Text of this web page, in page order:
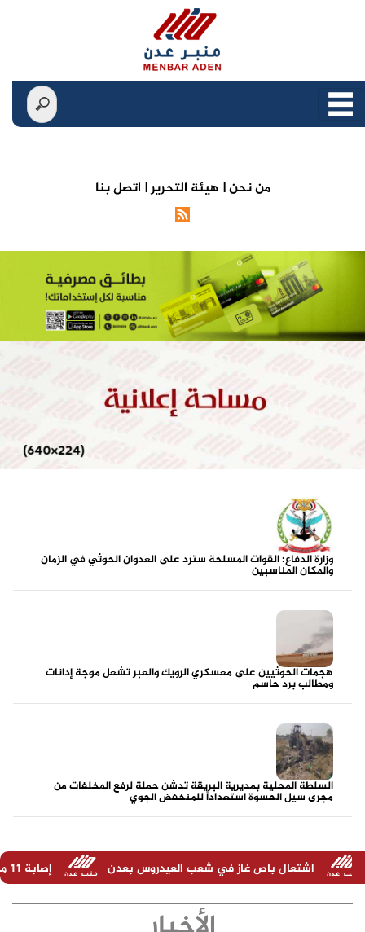
من نحن | هيئة التحرير | اتصل بنا
وزارة الدفاع: القوات المسلحة سترد على العدوان الحوثي في الزمان
والمكان المناسبين
هجمات الحوثيين على معسكري الرويك والعبر تشعل موجة إدانات
ومطالب برد حاسم
السلطة المحلية بمديرية البريقة تدشن حملة لرفع المخلفات من
مجرى سيل الحسوة استعداداً للمنخفض الجوي
غاز في شعب العيدروس بعدن إصابة 11 مدنيًا في هجوم حوثي على نجران السعودية